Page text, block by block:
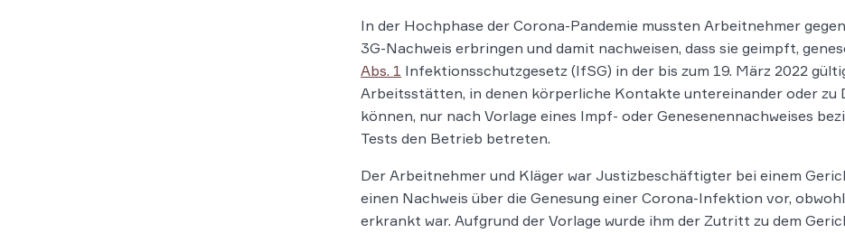
In der Hochphase der Corona-Pandemie mussten Arbeitnehmer
3G-Nachweis erbringen und damit nachweisen, dass sie geimpft,
Abs. 1 Infektionsschutzgesetz (IfSG) in der bis zum 19. März 2022
Arbeitsstätten, in denen körperliche Kontakte untereinander oder zu
können, nur nach Vorlage eines Impf- oder Genesenennachweises
Tests den Betrieb betreten.
Der Arbeitnehmer und Kläger war Justizbeschäftigter bei einem
einen Nachweis über die Genesung einer Corona-Infektion vor,
erkrankt war. Aufgrund der Vorlage wurde ihm der Zutritt zu dem